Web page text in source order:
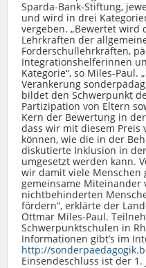
Sparda-Bank-Stiftung,
und wird in drei
vergeben. „Bewertet wird
Lehrkräften der
Förderschullehrkräften,
Integrationshelferinnen
Kategorie“, so Miles-Paul.
Verankerung
bildet den Schwerpunkt
Partizipation von Eltern
Kern der Bewertung in
dass wir mit diesem Preis
können, wie die in der
diskutierte Inklusion in
umgesetzt werden kann.
wir damit viele Menschen
gemeinsame
nichtbehinderten
fördern“, erklärte der
Ottmar Miles-Paul.
Schwerpunktschulen in
Informationen gibt’s im
http://
Einsendeschluss ist der 1.